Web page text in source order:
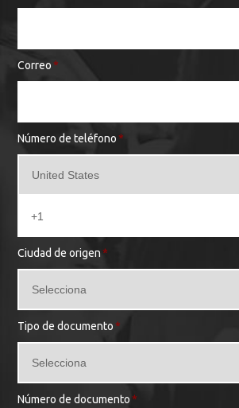
Correo *
Número de teléfono *
Ciudad de origen*
Tipo de documento *
Número de documento *